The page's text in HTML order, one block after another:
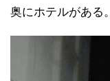
奥にホテルがある。